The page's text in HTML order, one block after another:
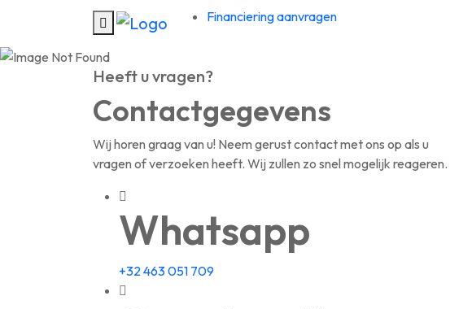
Financiering aanvragen
Heeft u vragen?
Contactgegevens
Wij horen graag van u! Neem gerust contact met ons op als u
vragen of verzoeken heeft. Wij zullen zo snel mogelijk reageren.
Whatsapp
+32 463 051 709